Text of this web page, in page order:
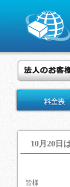
10月20日
皆様